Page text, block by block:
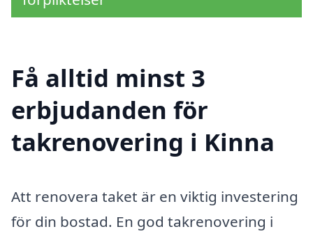
Få alltid minst 3
erbjudanden för
takrenovering i Kinna
Att renovera taket är en viktig investering
för din bostad. En god takrenovering i